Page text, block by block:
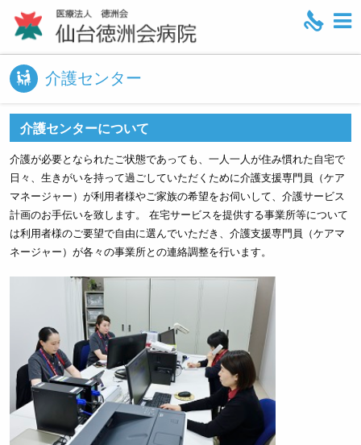
e
介護センター
介護センターについて
介護が必要となられたご状態であっても、一人一人が住み慣れた自宅で
日々、生きがいを持って過ごしていただくために介護支援専門員（ケア
マネージャー）が利用者様やご家族の希望をお伺いして、介護サービス
計画のお手伝いを致します。 在宅サービスを提供する事業所等について
は利用者様のご要望で自由に選んでいただき、介護支援専門員（ケアマ
ネージャー）が各々の事業所との連絡調整を行います。